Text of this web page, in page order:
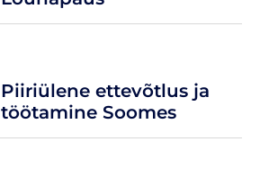
Piiriülene ettevõtlus ja
töötamine Soomes